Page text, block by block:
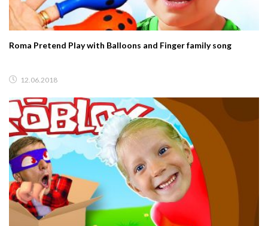
Roma Pretend Play with Balloons and Finger family song
12.06.2018